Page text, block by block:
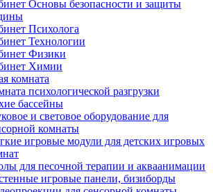
Основы безопасности и защиты
Психолога
Технологии
Физики
Химии
комната
психологической разгрузки
бассейны
и световое оборудование для
комнаты
игровые модули для детских игровых
для песочной терапии и акваанимации
игровые панели, бизиборды